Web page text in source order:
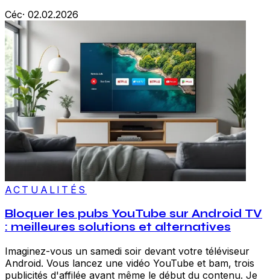
Céc· 02.02.2026
ACTUALITÉS
Bloquer les pubs YouTube sur Android TV
: meilleures solutions et alternatives
Imaginez-vous un samedi soir devant votre téléviseur
Android. Vous lancez une vidéo YouTube et bam, trois
publicités d'affilée avant même le début du contenu. Je